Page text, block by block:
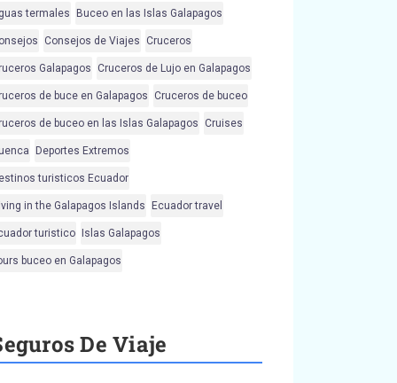
termales Buceo en las Islas Galapagos
Consejos de Viajes Cruceros
Galapagos Cruceros de Lujo en Galapagos
de buce en Galapagos Cruceros de buceo
de buceo en las Islas Galapagos Cruises
Deportes Extremos
turisticos Ecuador
in the Galapagos Islands Ecuador travel
turistico Islas Galapagos
buceo en Galapagos
De Viaje